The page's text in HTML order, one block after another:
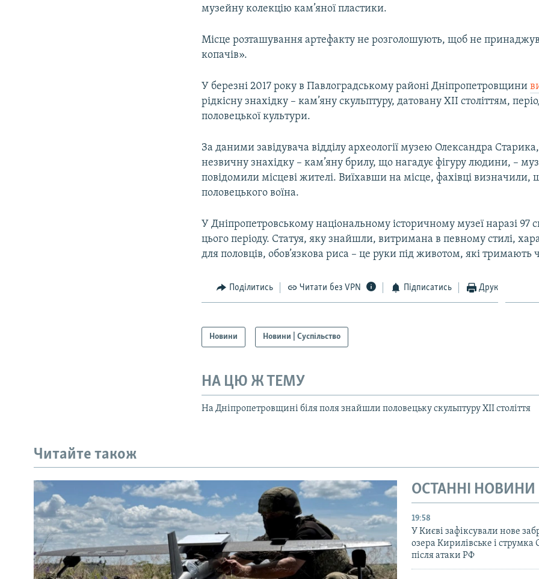
музейну колекцію кам’яної пластики.
Місце розташування артефакту не розголошують, щоб не
копачів».
У березні 2017 року в Павлоградському районі Дніпропетровщини
рідкісну знахідку – кам’яну скульптуру, датовану XIІ століттям,
половецької культури.
За даними завідувача відділу археології музею Олександра
незвичну знахідку – кам’яну брилу, що нагадує фігуру людини, –
повідомили місцеві жителі. Виїхавши на місце, фахівці визначили,
половецького воїна.
У Дніпропетровському національному історичному музеї наразі 97
цього періоду. Статуя, яку знайшли, витримана в певному стилі,
для половців, обов’язкова риса – це руки під животом, які тримають
Поділитись Читати без VPN Підписатись Друк
Новини Новини | Суспільство
НА ЦЮ Ж ТЕМУ
На Дніпропетровщині біля поля знайшли половецьку скульптуру XIІ століття
Читайте також
ОСТАННІ НОВИНИ
19:58
У Києві зафіксували нове
озера Кирилівське і струмка
після атаки РФ